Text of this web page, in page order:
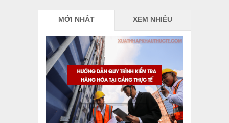
MỚI NHẤT XEM NHIỀU